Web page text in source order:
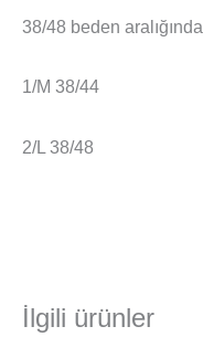
38/48 beden aralığında
1/M 38/44
2/L 38/48
İlgili ürünler